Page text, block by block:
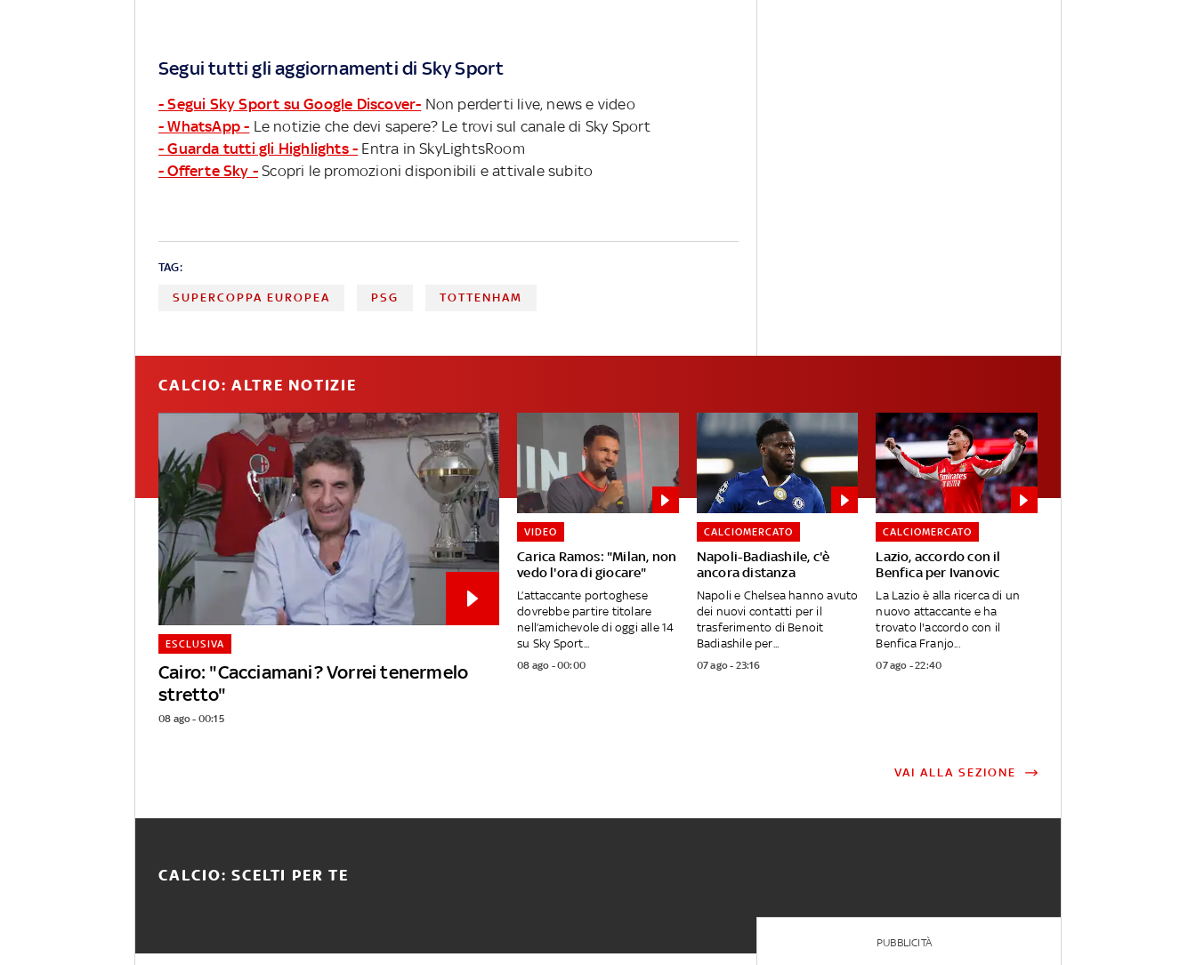
Segui tutti gli aggiornamenti di Sky Sport
- Segui Sky Sport su Google Discover- Non perderti live, news e video
- WhatsApp - Le notizie che devi sapere? Le trovi sul canale di Sky Sport
- Guarda tutti gli Highlights - Entra in SkyLightsRoom
- Offerte Sky - Scopri le promozioni disponibili e attivale subito
TAG:
SUPERCOPPA EUROPEA PSG TOTTENHAM
CALCIO: ALTRE NOTIZIE
Cairo: "Cacciamani? Vorrei tenermelo
stretto"
ESCLUSIVA
08 ago - 00:15
Carica Ramos: "Milan, non
vedo l'ora di giocare"
VIDEO
L’attaccante portoghese
dovrebbe partire titolare
nell’amichevole di oggi alle 14
su Sky Sport...
08 ago - 00:00
Napoli-Badiashile, c'è
ancora distanza
CALCIOMERCATO
Napoli e Chelsea hanno avuto
dei nuovi contatti per il
trasferimento di Benoit
Badiashile per...
07 ago - 23:16
Lazio, accordo con il
Benfica per Ivanovic
CALCIOMERCATO
La Lazio è alla ricerca di un
nuovo attaccante e ha
trovato l'accordo con il
Benfica Franjo...
07 ago - 22:40
VAI ALLA SEZIONE
CALCIO: SCELTI PER TE
PUBBLICITÀ